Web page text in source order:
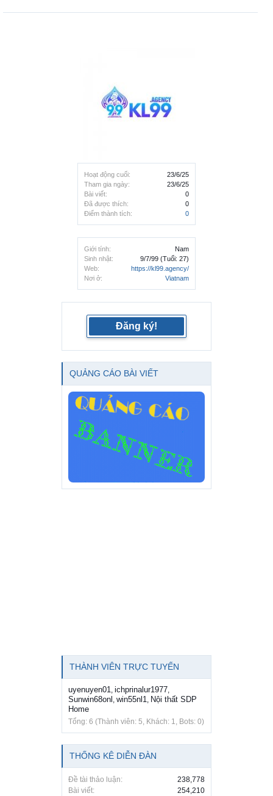
Hoạt động cuối:
23/6/25
Tham gia ngày:
23/6/25
Bài viết:
0
Đã được thích:
0
Điểm thành tích:
0
Giới tính:
Nam
Sinh nhật:
9/7/99 (Tuổi: 27)
Web:
https://kl99.agency/
Nơi ở:
Viatnam
Đăng ký!
QUẢNG CÁO BÀI VIẾT
THÀNH VIÊN TRỰC TUYẾN
uyenuyen01, ichprinalur1977,
Sunwin68onl , win55nl1, Nội thất SDP
Home
Tổng: 6 (Thành viên: 5, Khách: 1, Bots: 0)
THỐNG KÊ DIỄN ĐÀN
Đề tài thảo luận:
238,778
Bài viết:
254,210